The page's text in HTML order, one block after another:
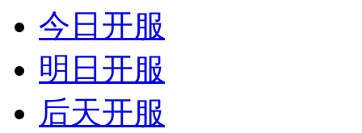
今日开服
明日开服
后天开服